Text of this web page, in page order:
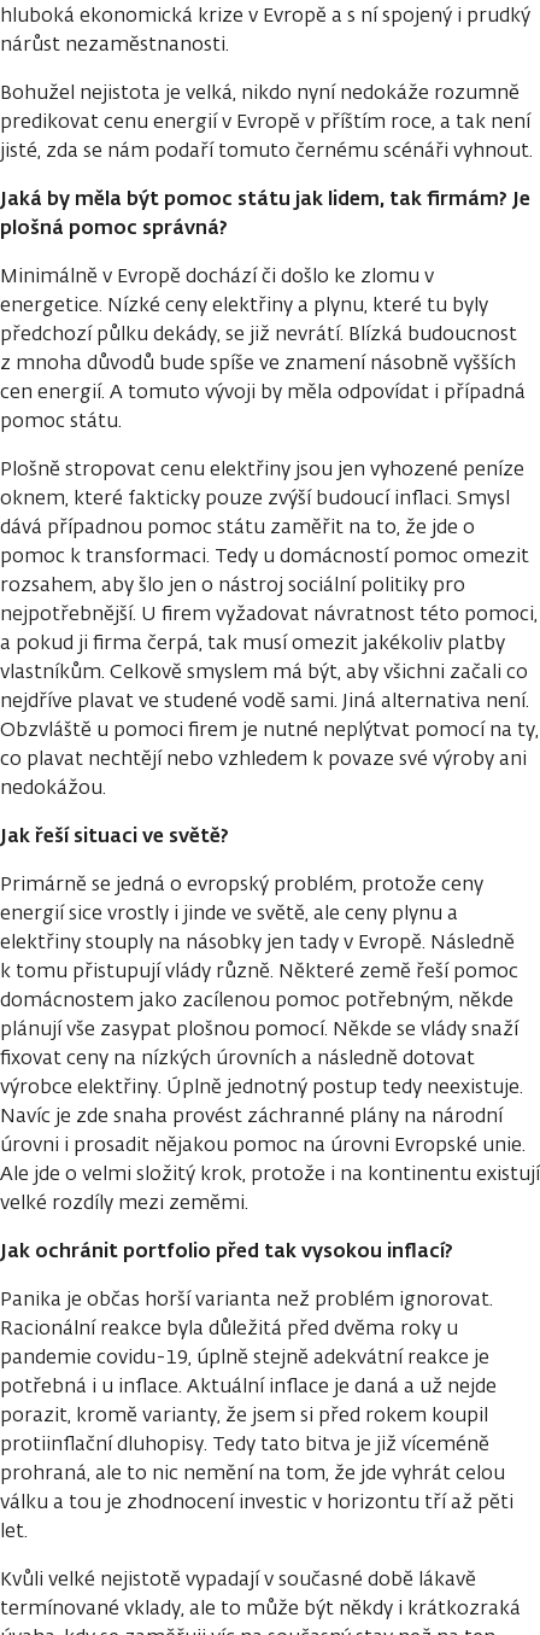
hluboká ekonomická krize v Evropě a s ní spojený i prudký
nárůst nezaměstnanosti.
Bohužel nejistota je velká, nikdo nyní nedokáže rozumně
predikovat cenu energií v Evropě v příštím roce, a tak není
jisté, zda se nám podaří tomuto černému scénáři vyhnout.
Jaká by měla být pomoc státu jak lidem, tak firmám? Je
plošná pomoc správná?
Minimálně v Evropě dochází či došlo ke zlomu v
energetice. Nízké ceny elektřiny a plynu, které tu byly
předchozí půlku dekády, se již nevrátí. Blízká budoucnost
z mnoha důvodů bude spíše ve znamení násobně vyšších
cen energií. A tomuto vývoji by měla odpovídat i případná
pomoc státu.
Plošně stropovat cenu elektřiny jsou jen vyhozené peníze
oknem, které fakticky pouze zvýší budoucí inflaci. Smysl
dává případnou pomoc státu zaměřit na to, že jde o
pomoc k transformaci. Tedy u domácností pomoc omezit
rozsahem, aby šlo jen o nástroj sociální politiky pro
nejpotřebnější. U firem vyžadovat návratnost této pomoci,
a pokud ji firma čerpá, tak musí omezit jakékoliv platby
vlastníkům. Celkově smyslem má být, aby všichni začali co
nejdříve plavat ve studené vodě sami. Jiná alternativa není.
Obzvláště u pomoci firem je nutné neplýtvat pomocí na ty,
co plavat nechtějí nebo vzhledem k povaze své výroby ani
nedokážou.
Jak řeší situaci ve světě?
Primárně se jedná o evropský problém, protože ceny
energií sice vrostly i jinde ve světě, ale ceny plynu a
elektřiny stouply na násobky jen tady v Evropě. Následně
k tomu přistupují vlády různě. Některé země řeší pomoc
domácnostem jako zacílenou pomoc potřebným, někde
plánují vše zasypat plošnou pomocí. Někde se vlády snaží
fixovat ceny na nízkých úrovních a následně dotovat
výrobce elektřiny. Úplně jednotný postup tedy neexistuje.
Navíc je zde snaha provést záchranné plány na národní
úrovni i prosadit nějakou pomoc na úrovni Evropské unie.
Ale jde o velmi složitý krok, protože i na kontinentu existují
velké rozdíly mezi zeměmi.
Jak ochránit portfolio před tak vysokou inflací?
Panika je občas horší varianta než problém ignorovat.
Racionální reakce byla důležitá před dvěma roky u
pandemie covidu-19, úplně stejně adekvátní reakce je
potřebná i u inflace. Aktuální inflace je daná a už nejde
porazit, kromě varianty, že jsem si před rokem koupil
protiinflační dluhopisy. Tedy tato bitva je již víceméně
prohraná, ale to nic nemění na tom, že jde vyhrát celou
válku a tou je zhodnocení investic v horizontu tří až pěti
let.
Kvůli velké nejistotě vypadají v současné době lákavě
termínované vklady, ale to může být někdy i krátkozraká